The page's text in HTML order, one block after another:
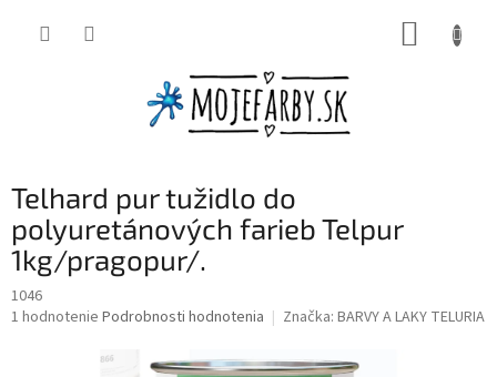
Telhard pur tužidlo do
polyuretánových farieb Telpur
1kg/pragopur/.
1046
Priemerné
1 hodnotenie Podrobnosti hodnotenia Značka: BARVY A LAKY TELURIA